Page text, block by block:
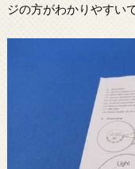
ジの方がわかりやすいで